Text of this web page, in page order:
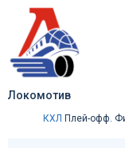
Локомотив
КХЛ Плей-офф.